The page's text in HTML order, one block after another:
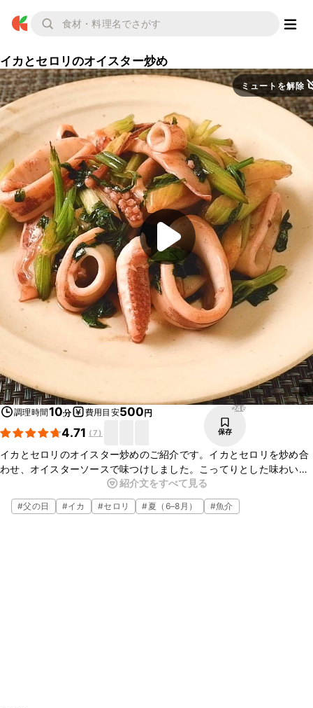
イカとセロリのオイスター炒め
ミュートを解除
調理時間10分 費用目安500円
4.71 (7)
246
保存
イカとセロリのオイスター炒めのご紹介です。イカとセロリを炒め合
わせ、オイスターソースで味つけしました。こってりとした味わいで
すので、お酒のおつまみにもピッタリですよ。
紹介文をすべて見る
#父の日 #イカ #セロリ #夏（6–8月） #魚介